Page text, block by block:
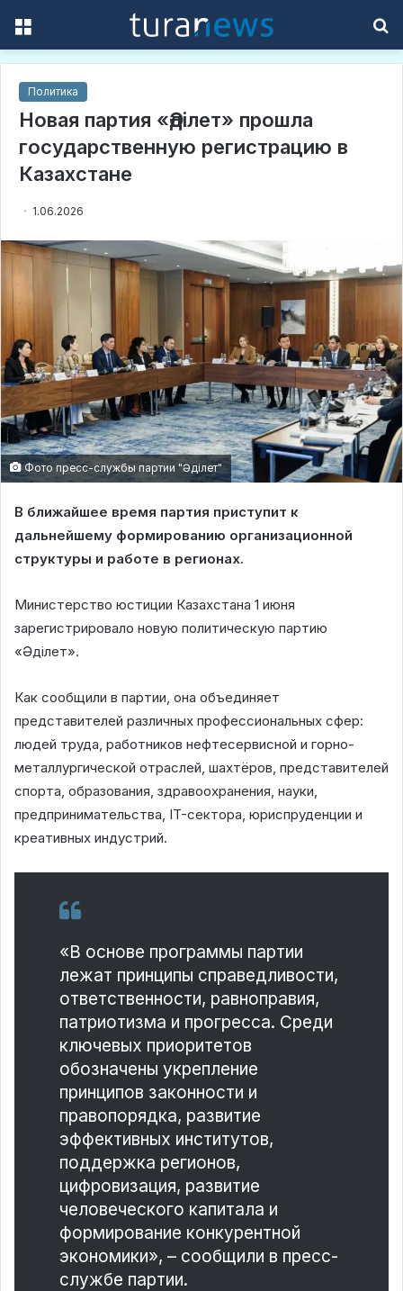
Политика
Новая партия «Әділет» прошла
государственную регистрацию в
Казахстане
1.06.2026
Фото пресс-службы партии "Əділет"
В ближайшее время партия приступит к
дальнейшему формированию организационной
структуры и работе в регионах.
Министерство юстиции Казахстана 1 июня
зарегистрировало новую политическую партию
«Əділет».
Как сообщили в партии, она объединяет
представителей различных профессиональных сфер:
людей труда, работников нефтесервисной и горно-
металлургической отраслей, шахтёров, представителей
спорта, образования, здравоохранения, науки,
предпринимательства, IT-сектора, юриспруденции и
креативных индустрий.
«В основе программы партии
лежат принципы справедливости,
ответственности, равноправия,
патриотизма и прогресса. Среди
ключевых приоритетов
обозначены укрепление
принципов законности и
правопорядка, развитие
эффективных институтов,
поддержка регионов,
цифровизация, развитие
человеческого капитала и
формирование конкурентной
экономики», – сообщили в пресс-
службе партии.